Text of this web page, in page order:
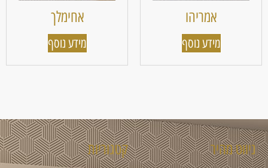
אמריהו
מידע נוסף
אחימלך
מידע נוסף
ניווט מהיר קטגוריות